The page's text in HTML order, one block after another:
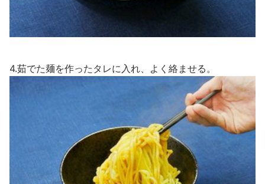
4.茹でた麺を作ったタレに入れ、よく絡ませる。